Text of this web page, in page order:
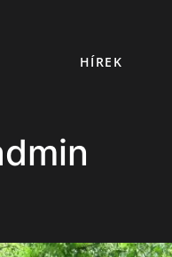
HÍREK